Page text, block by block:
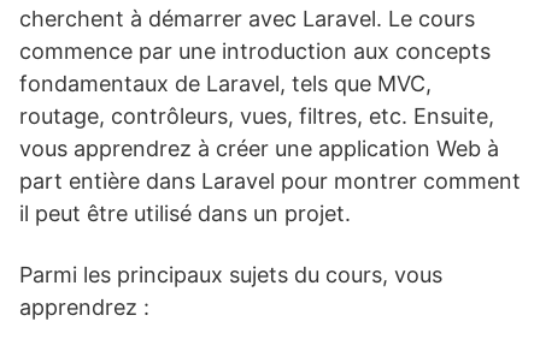
cherchent à démarrer avec Laravel. Le cours
commence par une introduction aux concepts
fondamentaux de Laravel, tels que MVC,
routage, contrôleurs, vues, filtres, etc. Ensuite,
vous apprendrez à créer une application Web à
part entière dans Laravel pour montrer comment
il peut être utilisé dans un projet.
Parmi les principaux sujets du cours, vous
apprendrez :